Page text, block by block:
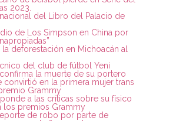
2023.
del Libro del Palacio de
de Los Simpson en China por
deforestación en Michoacán al
del club de fútbol Yeni
la muerte de su portero
convirtió en la primera mujer trans
Grammy
a las críticas sobre su físico
los premios Grammy
de robo por parte de